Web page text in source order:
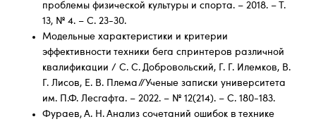
проблемы физической культуры и спорта. – 2018. – Т.
13, № 4. – С. 23-30.
Модельные характеристики и критерии
эффективности техники бега спринтеров различной
квалификации / С. С. Добровольский, Г. Г. Илемков, В.
Г. Лисов, Е. В. Плема // Ученые записки университета
им. П.Ф. Лесгафта. – 2022. – № 12(214). – С. 180-183.
Фураев, А. Н. Анализ сочетаний ошибок в технике